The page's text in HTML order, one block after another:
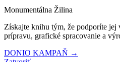
Monumentálna Žilina
Získajte knihu tým, že podporíte jej
prípravu, grafické spracovanie a
DONIO KAMPAŇ →